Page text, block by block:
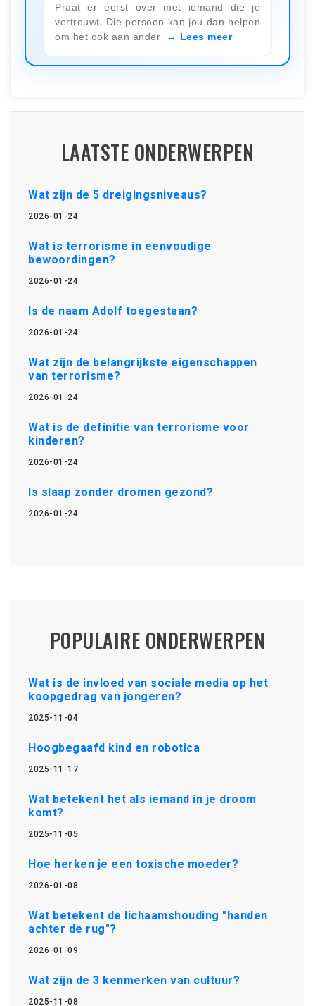
Praat er eerst over met iemand die je
vertrouwt. Die persoon kan jou dan helpen
om het ook aan ander
Lees meer
LAATSTE ONDERWERPEN
Wat zijn de 5 dreigingsniveaus?
2026-01-24
Wat is terrorisme in eenvoudige
bewoordingen?
2026-01-24
Is de naam Adolf toegestaan?
2026-01-24
Wat zijn de belangrijkste eigenschappen
van terrorisme?
2026-01-24
Wat is de definitie van terrorisme voor
kinderen?
2026-01-24
Is slaap zonder dromen gezond?
2026-01-24
POPULAIRE ONDERWERPEN
Wat is de invloed van sociale media op het
koopgedrag van jongeren?
2025-11-04
Hoogbegaafd kind en robotica
2025-11-17
Wat betekent het als iemand in je droom
komt?
2025-11-05
Hoe herken je een toxische moeder?
2026-01-08
Wat betekent de lichaamshouding "handen
achter de rug"?
2026-01-09
Wat zijn de 3 kenmerken van cultuur?
2025-11-08